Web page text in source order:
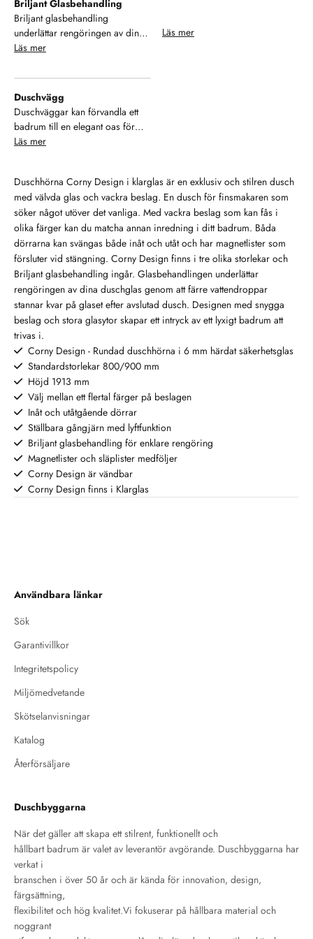
och kommer att fortsätta vårt
duschväggars gångjärn är en
smart funktion som gör det enkelt
att få duschväggen att sitta
perfekt, även om väggarnas
anpassa vinkeln för att säkerställa
en tät passform och få en stabil
och snygg montering. Det
underlättar installationen och
Briljant Glasbehandling
Briljant glasbehandling
underlättar rengöringen av dina
duschglas genom snabbare
vattendroppar blir kvar efter
avslutad dusch vilket gör det
enklare att hålla rent. Samtidigt
minskar behovet av
rengöringsmedel vilket är bra för
miljön.
Läs mer
Läs mer
Duschvägg
Duschväggar kan förvandla ett
badrum till en elegant oas för
avkoppling. En praktisk lösning
hålla vattnet på plats och
samtidigt öppna upp rummet
visuellt, erbjuder duschväggar
både stil och funktion. De finns i
en mängd olika storlekar, former
och material – från klara och
frostade glasväggar till moderna
industriella varianter med svarta
ramar. Oavsett om du föredrar
en minimalistisk look eller en
mer iögonfallande design,
hjälper duschväggar till att skapa
en ren och öppen känsla i
badrummet, samtidigt som de
skyddar omgivande ytor från
vattenstänk.
Läs mer
Duschhörna Corny Design i klarglas är en exklusiv och stilren dusch
med välvda glas och vackra beslag. En dusch för finsmakaren som
söker något utöver det vanliga. Med vackra beslag som kan fås i
olika färger kan du matcha annan inredning i ditt badrum. Båda
dörrarna kan svängas både inåt och utåt och har magnetlister som
försluter vid stängning. Corny Design finns i tre olika storlekar och
Briljant glasbehandling ingår. Glasbehandlingen underlättar
rengöringen av dina duschglas genom att färre vattendroppar
stannar kvar på glaset efter avslutad dusch. Designen med snygga
beslag och stora glasytor skapar ett intryck av ett lyxigt badrum att
trivas i.
Corny Design - Rundad duschhörna i 6 mm härdat säkerhetsglas
Standardstorlekar 800/900 mm
Höjd 1913 mm
Välj mellan ett flertal färger på beslagen
Inåt och utåtgående dörrar
Ställbara gångjärn med lyftfunktion
Briljant glasbehandling för enklare rengöring
Magnetlister och släplister medföljer
Corny Design är vändbar
Corny Design finns i Klarglas
Användbara länkar
Sök
Garantivillkor
Integritetspolicy
Miljömedvetande
Skötselanvisningar
Katalog
Återförsäljare
Duschbyggarna
När det gäller att skapa ett stilrent, funktionellt och
hållbart badrum är valet av leverantör avgörande. Duschbyggarna har
verkat i
branschen i över 50 år och är kända för innovation, design,
färgsättning,
flexibilitet och hög kvalitet.Vi fokuserar på hållbara material och
noggrant